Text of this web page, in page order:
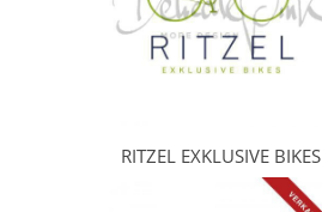
RITZEL EXKLUSIVE BIKES